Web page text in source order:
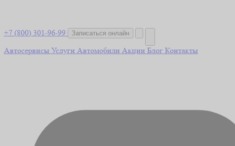
+7 (800) 301-96-99 Записаться онлайн
Автосервисы Услуги Автомобили Акции Блог Контакты